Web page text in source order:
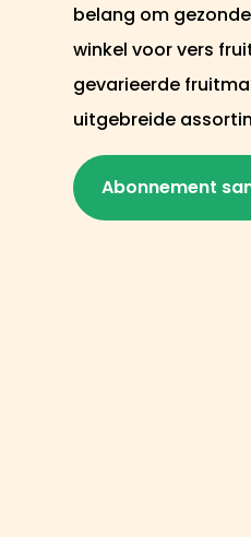
belang om
winkel voor vers
gevarieerde
uitgebreide
Abonnement